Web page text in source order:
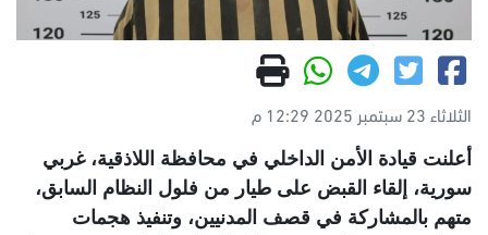
الثلاثاء 23 سبتمبر 2025 12:29 م
أعلنت قيادة الأمن الداخلي في محافظة اللاذقية، غربي
سورية، إلقاء القبض على طيار من فلول النظام السابق،
متهم بالمشاركة في قصف المدنيين، وتنفيذ هجمات